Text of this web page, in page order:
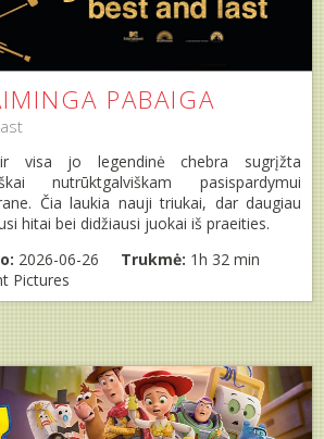
PABAIGA
ir visa jo legendinė chebra sugrįžta
nutrūktgalviškam pasispardymui
Čia laukia nauji triukai, dar daugiau
hitai bei didžiausi juokai iš praeities.
2026-06-26 Trukmė: 1h 32 min
Pictures